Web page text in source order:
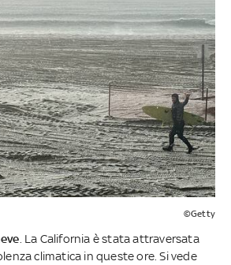
©Getty
. La California è stata attraversata
climatica in queste ore. Si vede